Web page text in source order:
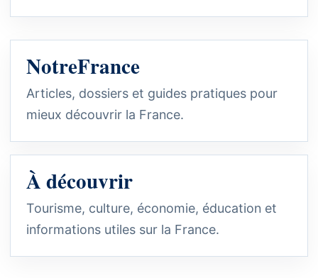
NotreFrance
Articles, dossiers et guides pratiques pour
mieux découvrir la France.
À découvrir
Tourisme, culture, économie, éducation et
informations utiles sur la France.